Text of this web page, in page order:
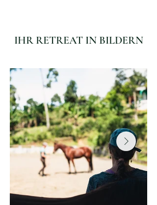
IHR RETREAT IN BILDERN